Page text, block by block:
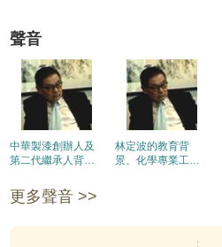
聲音
中華製漆創辦人及
第二代繼承人背
過。
林定波的教育背
景、化學專業工作
更多聲音 >>